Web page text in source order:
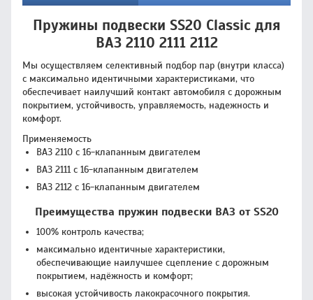
Пружины подвески SS20 Classic для
ВАЗ 2110 2111 2112
Мы осуществляем селективный подбор пар (внутри класса)
с максимально идентичными характеристиками, что
обеспечивает наилучший контакт автомобиля с дорожным
покрытием, устойчивость, управляемость, надежность и
комфорт.
Применяемость
ВАЗ 2110 с 16-клапанным двигателем
ВАЗ 2111 с 16-клапанным двигателем
ВАЗ 2112 с 16-клапанным двигателем
Преимущества пружин подвески ВАЗ от SS20
100% контроль качества;
максимально идентичные характеристики,
обеспечивающие наилучшее сцепление с дорожным
покрытием, надёжность и комфорт;
высокая устойчивость лакокрасочного покрытия.